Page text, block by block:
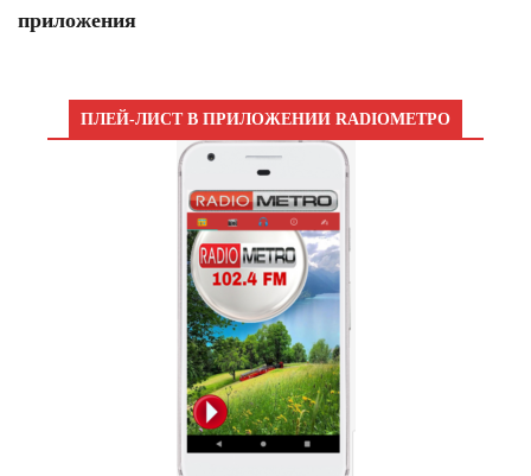
приложения
ПЛЕЙ-ЛИСТ В ПРИЛОЖЕНИИ RADIOМЕТРО